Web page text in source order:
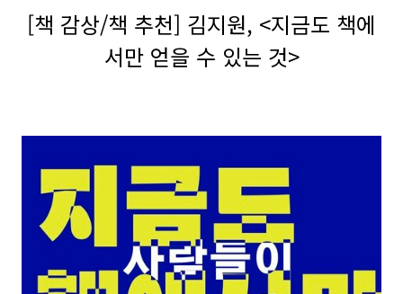
[책 감상/책 추천] 김지원, <지금도 책에
서만 얻을 수 있는 것>